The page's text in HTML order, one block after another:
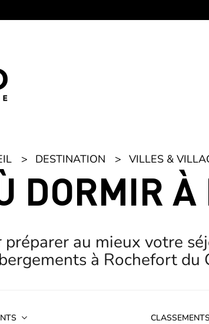
DESTINATION VILLES &
DORMIR
préparer au mieux votre
à Rochefort du